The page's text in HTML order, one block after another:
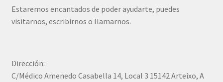
Estaremos encantados de poder ayudarte, puedes
visitarnos, escribirnos o llamarnos.
Dirección:
C/Médico Amenedo Casabella 14, Local 3 15142 Arteixo, A